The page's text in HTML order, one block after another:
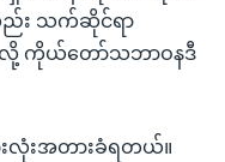
း သက်ဆိုင်ရာ
လို့ ကိုယ်တော်သဘာဝနဒီ
းအတားခံရတယ်။